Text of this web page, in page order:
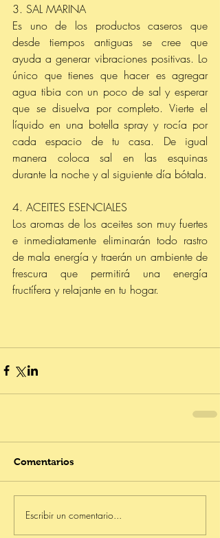
3. SAL MARINA
Es uno de los productos caseros que
desde tiempos antiguas se cree que
ayuda a generar vibraciones positivas. Lo
único que tienes que hacer es agregar
agua tibia con un poco de sal y esperar
que se disuelva por completo. Vierte el
líquido en una botella spray y rocía por
cada espacio de tu casa. De igual
manera coloca sal en las esquinas
4. ACEITES ESENCIALES
Los aromas de los aceites son muy fuertes
e inmediatamente eliminarán todo rastro
de mala energía y traerán un ambiente de
frescura que permitirá una energía
fructífera y relajante en tu hogar.
Comentarios
Escribir un comentario...